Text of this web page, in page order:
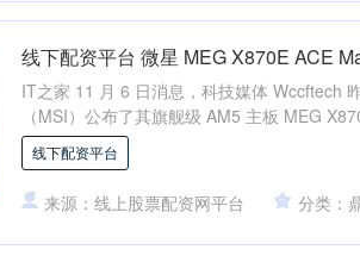
线下配资平台 微星 MEG X870E ACE
IT之家 11 月 6 日消息，科技媒体 Wccftech
（MSI）公布了其旗舰级 AM5 主板 MEG
线下配资平台
来源：线上股票配资网平台 分类：